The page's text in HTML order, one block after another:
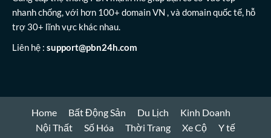
nhanh chống, với hơn 100+ domain VN , và domain quốc tế, hỗ
trợ 30+ lĩnh vực khác nhau.
Liên hệ : support@pbn24h.com
Home Bất Động Sản Du Lịch
Kinh Doanh
Nội Thất
Số Hóa Thời Trang Xe Cộ Y tế